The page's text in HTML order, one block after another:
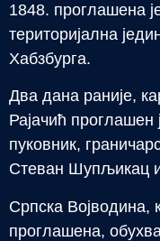
1848. проглашена
територијална
Хабзбурга.
Два дана раније,
Рајачић проглашен
пуковник,
Стеван Шупљикац
Српска Војводина,
проглашена,